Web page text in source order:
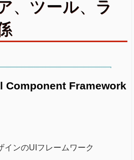
、ツール、ラ
Component Framework
インのUIフレームワーク